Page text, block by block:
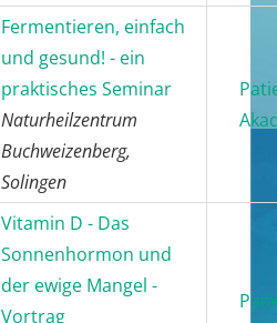
Fermentieren, einfach
und gesund! - ein
praktisches Seminar
Naturheilzentrum
Buchweizenberg,
Solingen
Vitamin D - Das
Sonnenhormon und
der ewige Mangel -
Vortrag